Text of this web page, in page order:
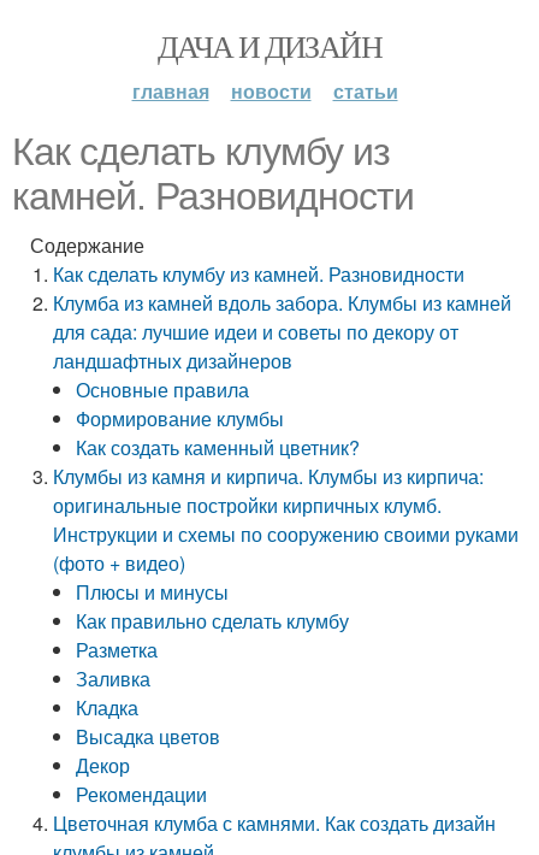
ДАЧА И ДИЗАЙН
главная новости статьи
Как сделать клумбу из
камней. Разновидности
Содержание
Как сделать клумбу из камней. Разновидности
Клумба из камней вдоль забора. Клумбы из камней
для сада: лучшие идеи и советы по декору от
ландшафтных дизайнеров
Основные правила
Формирование клумбы
Как создать каменный цветник?
Клумбы из камня и кирпича. Клумбы из кирпича:
оригинальные постройки кирпичных клумб.
Инструкции и схемы по сооружению своими руками
(фото + видео)
Плюсы и минусы
Как правильно сделать клумбу
Разметка
Заливка
Кладка
Высадка цветов
Декор
Рекомендации
Цветочная клумба с камнями. Как создать дизайн